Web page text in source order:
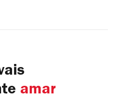
amar